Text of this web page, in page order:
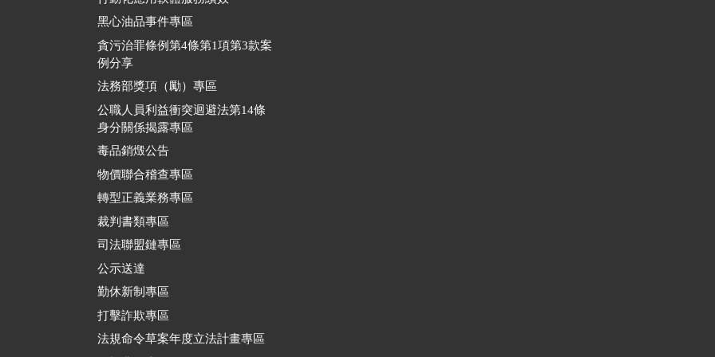
黑心油品事件專區
貪污治罪條例第4條第1項第3款案
例分享
法務部獎項（勵）專區
公職人員利益衝突迴避法第14條
身分關係揭露專區
毒品銷燬公告
物價聯合稽查專區
轉型正義業務專區
裁判書類專區
司法聯盟鏈專區
公示送達
勤休新制專區
打擊詐欺專區
法規命令草案年度立法計畫專區